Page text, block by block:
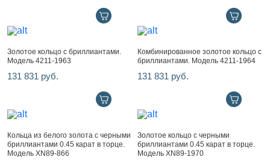
Золотое кольцо с бриллиантами.
Модель 4211-1963
131 831 руб.
Комбинированное золотое кольцо с
бриллиантами. Модель 4211-1964
131 831 руб.
Кольца из белого золота с черными
бриллиантами 0.45 карат в торце.
Модель XN89-866
Золотое кольцо с черными
бриллиантами 0.45 карат в торце.
Модель XN89-1970